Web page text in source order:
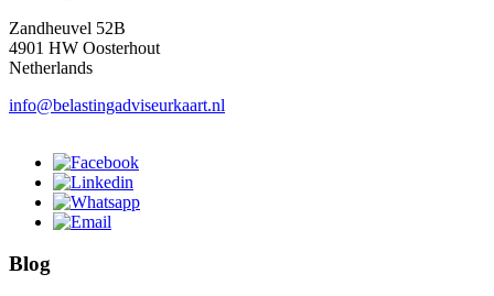
Zandheuvel 52B
4901 HW Oosterhout
Netherlands
info@belastingadviseurkaart.nl
Blog